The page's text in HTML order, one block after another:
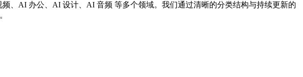
、AI 办公、AI 设计、AI 音频 等多个领域。我们通过清晰的分类结构与持续更新的